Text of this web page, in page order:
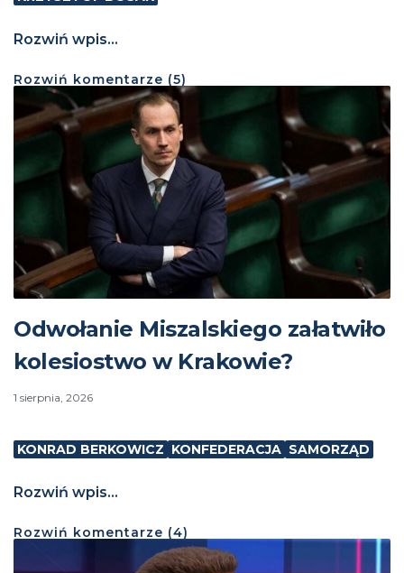
Rozwiń wpis...
Rozwiń komentarze (5)
Odwołanie Miszalskiego załatwiło
kolesiostwo w Krakowie?
1 sierpnia, 2026
KONRAD BERKOWICZ KONFEDERACJA SAMORZĄD
Rozwiń wpis...
Rozwiń komentarze (4)